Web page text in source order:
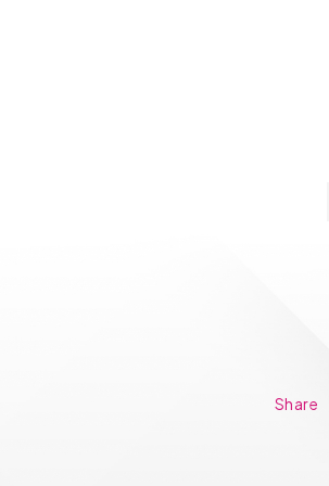
Share